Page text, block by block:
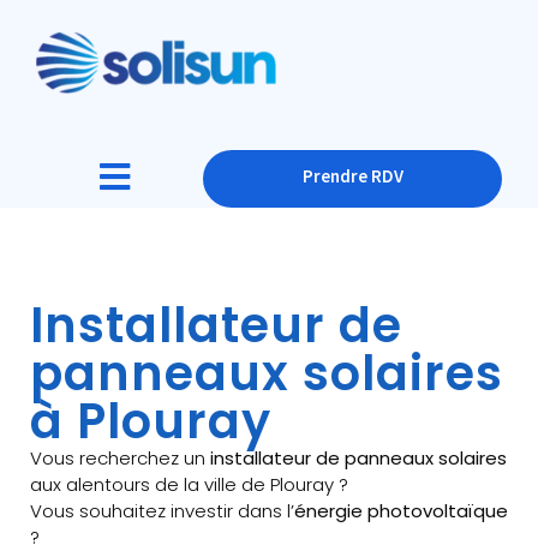
Prendre RDV
Installateur de
panneaux solaires
à Plouray
Vous recherchez un installateur de panneaux solaires
aux alentours de la ville de Plouray ?
Vous souhaitez investir dans l’énergie photovoltaïque
?